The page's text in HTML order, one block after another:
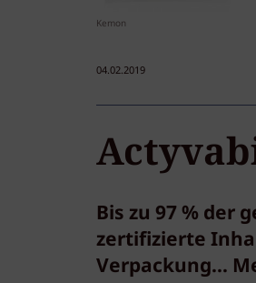
Kemon
04.02.2019
Bis zu 97 % der
zertifizierte
Verpackung...